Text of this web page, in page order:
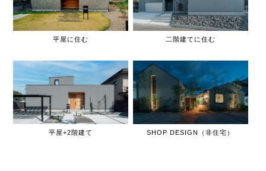
平屋に住む 二階建てに住む
平屋+2階建て SHOP DESIGN（非住宅）